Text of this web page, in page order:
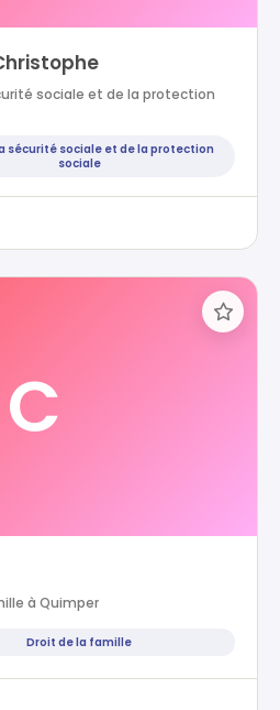
sociale et de la protection
sécurité sociale et de la protection
sociale
C
à Quimper
Droit de la famille